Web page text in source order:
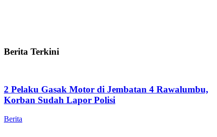
Berita Terkini
2 Pelaku Gasak Motor di Jembatan 4 Rawalumbu,
Korban Sudah Lapor Polisi
Berita